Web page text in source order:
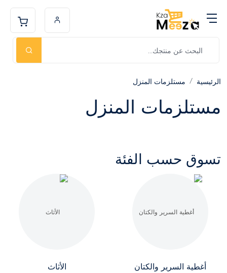
الرئيسية مستلزمات المنزل
مستلزمات المنزل
تسوق حسب الفئة
أغطية السرير والكتان الأثاث